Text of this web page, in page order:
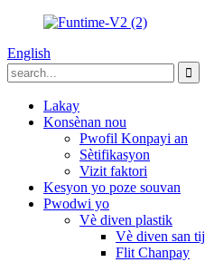
English
Lakay
Konsènan nou
Pwofil Konpayi an
Sètifikasyon
Vizit faktori
Kesyon yo poze souvan
Pwodwi yo
Vè diven plastik
Vè diven san tij
Flit Chanpay